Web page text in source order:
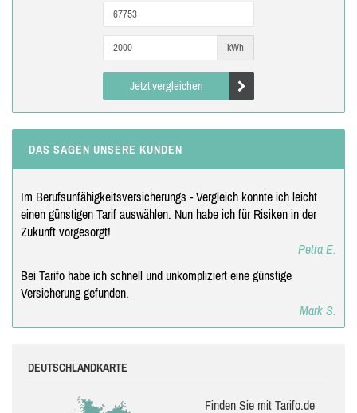
kWh
Jetzt vergleichen
DAS SAGEN UNSERE KUNDEN
Im Berufsunfähigkeitsversicherungs - Vergleich konnte ich leicht
einen günstigen Tarif auswählen. Nun habe ich für Risiken in der
Zukunft vorgesorgt!
Petra E.
Bei Tarifo habe ich schnell und unkompliziert eine günstige
Versicherung gefunden.
Mark S.
DEUTSCHLANDKARTE
Finden Sie mit Tarifo.de